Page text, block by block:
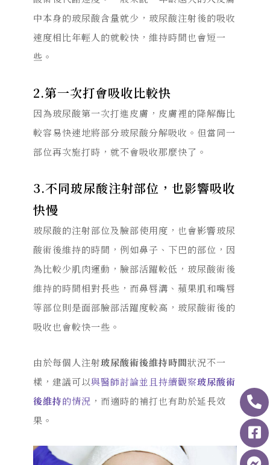
中本身的玻尿酸含量就少，玻尿酸注射後的吸收
速度相比年輕人的就較快，維持時間也會短一
些。
2.第一次打會吸收比較快
因為玻尿酸第一次打進皮膚，皮膚裡的降解酶比
較容易快速地將部分玻尿酸分解吸收。但當同一
部位再次施打時，就不會吸收那麼快了。
3.不同玻尿酸注射部位，也影響吸收
快慢
玻尿酸的注射部位及臉部使用度，也會影響玻尿
酸術後維持的時間，例如鼻子、下巴的部位，因
為比較少肌肉運動，臉部活躍較低，玻尿酸術後
維持的時間相對長些，而鼻唇溝、蘋果肌和嘴唇
等部位則是面部臉部活躍度較高，玻尿酸術後的
吸收也會較快一些。
由於每個人注射玻尿酸術後維持時間狀況不一
樣，建議可以與醫師討論並且持續觀察玻尿酸術
後維持的情況 ，而適時的補打也有助於延長效
果。